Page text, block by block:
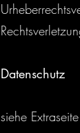
Datenschutz
siehe Extraseite